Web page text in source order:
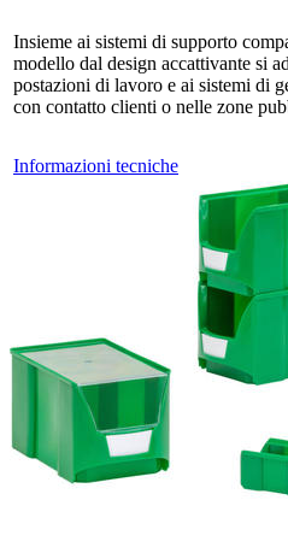
Insieme ai sistemi di supporto
modello dal design accattivante si
postazioni di lavoro e ai sistemi di
con contatto clienti o nelle zone
Informazioni tecniche